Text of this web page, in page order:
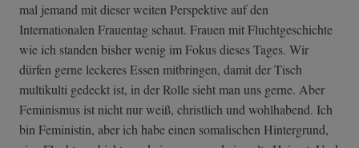
mal jemand mit dieser weiten Perspektive auf den
Internationalen Frauentag schaut. Frauen mit Fluchtgeschichte
wie ich standen bisher wenig im Fokus dieses Tages. Wir
dürfen gerne leckeres Essen mitbringen, damit der Tisch
multikulti gedeckt ist, in der Rolle sieht man uns gerne. Aber
Feminismus ist nicht nur weiß, christlich und wohlhabend. Ich
bin Feministin, aber ich habe einen somalischen Hintergrund,